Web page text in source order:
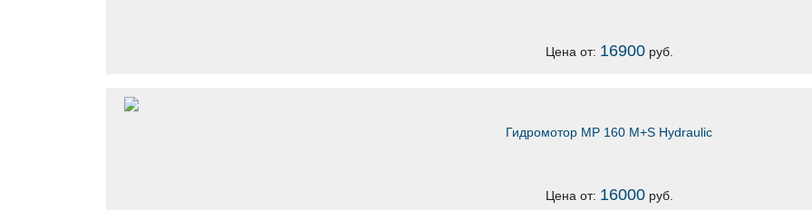
Цена от: 16900руб.
Гидромотор MP 160 M+S Hydraulic
Цена от: 16000руб.